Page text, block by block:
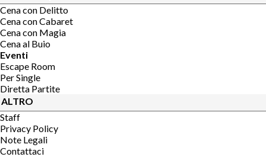
Cena con Delitto
Cena con Cabaret
Cena con Magia
Cena al Buio
Eventi
Escape Room
Per Single
Diretta Partite
ALTRO
Staff
Privacy Policy
Note Legali
Contattaci